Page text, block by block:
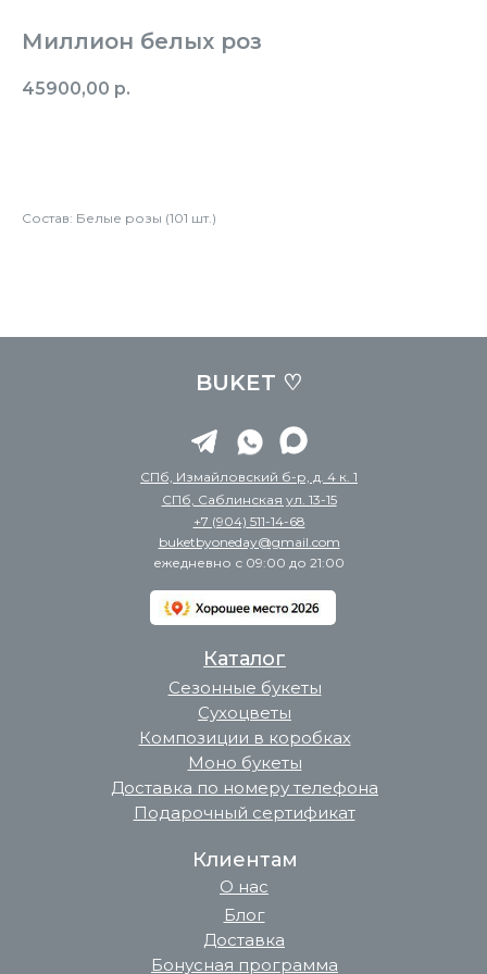
Миллион белых роз
45900,00 р.
Состав: Белые розы (101 шт.)
BUKET ♡
Каталог
Сезонные букеты
О нас
+7 (904) 511-14-68
buketbyoneday@gmail.com
ежедневно с 09:00 до 21:00
Доставка
Сухоцветы
Композиции в коробках
Блог
СПб, Измайловский б-р, д. 4 к. 1
СПб, Саблинская ул. 13-15
Клиентам
Доставка по номеру телефона
Подарочный сертификат
Моно букеты
Бонусная программа